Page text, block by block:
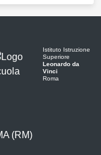
Istituto Istruzione
Superiore
Leonardo da
Vinci
Roma
(RM)